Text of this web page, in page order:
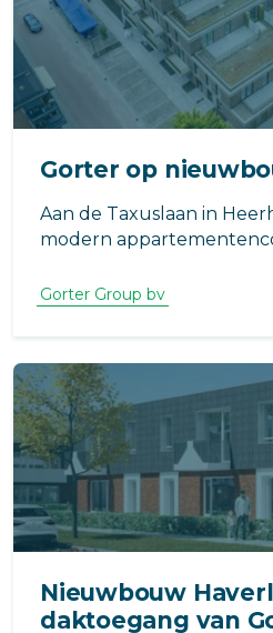
Gorter op
Aan de Taxuslaan in
modern
afkomstig van Studio S3
uitgevoerd door Bot
Groen & Groen Vastgoed.
Gorter Group bv
Nieuwbouw
daktoegang van